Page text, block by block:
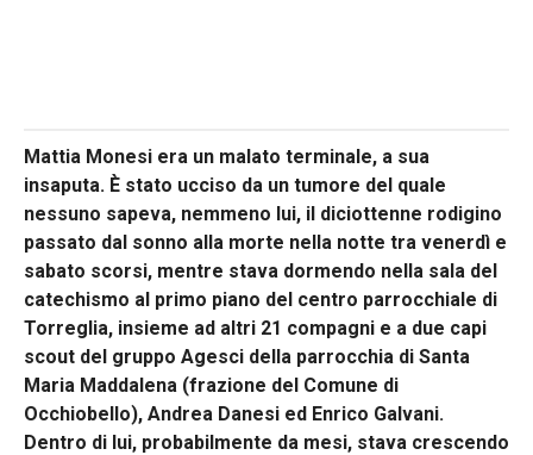
Mattia Monesi era un malato terminale, a sua
insaputa. È stato ucciso da un tumore del quale
nessuno sapeva, nemmeno lui, il diciottenne rodigino
passato dal sonno alla morte nella notte tra venerdì e
sabato scorsi, mentre stava dormendo nella sala del
catechismo al primo piano del centro parrocchiale di
Torreglia, insieme ad altri 21 compagni e a due capi
scout del gruppo Agesci della parrocchia di Santa
Maria Maddalena (frazione del Comune di
Occhiobello), Andrea Danesi ed Enrico Galvani.
Dentro di lui, probabilmente da mesi, stava crescendo